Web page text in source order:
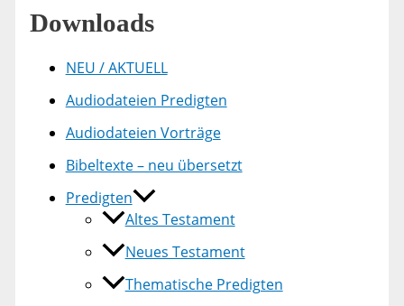
Downloads
NEU / AKTUELL
Audiodateien Predigten
Audiodateien Vorträge
Bibeltexte – neu übersetzt
Predigten
Altes Testament
Neues Testament
Thematische Predigten